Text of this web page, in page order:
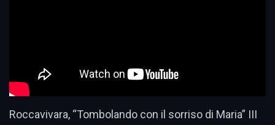
Roccavivara, “Tombolando con il sorriso di Maria” III